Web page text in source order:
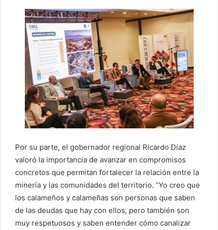
Por su parte, el gobernador regional Ricardo Díaz
valoró la importancia de avanzar en compromisos
concretos que permitan fortalecer la relación entre la
minería y las comunidades del territorio. “Yo creo que
los calameños y calameñas son personas que saben
de las deudas que hay con ellos, pero también son
muy respetuosos y saben entender cómo canalizar